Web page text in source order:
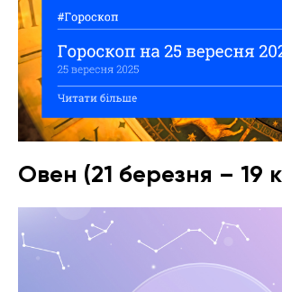
Овен (21 березня – 19